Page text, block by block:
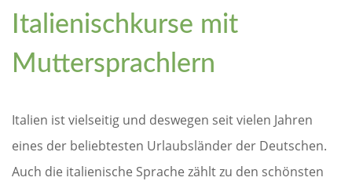
Italienischkurse mit
Muttersprachlern
Italien ist vielseitig und deswegen seit vielen Jahren
eines der beliebtesten Urlaubsländer der Deutschen.
Auch die italienische Sprache zählt zu den schönsten